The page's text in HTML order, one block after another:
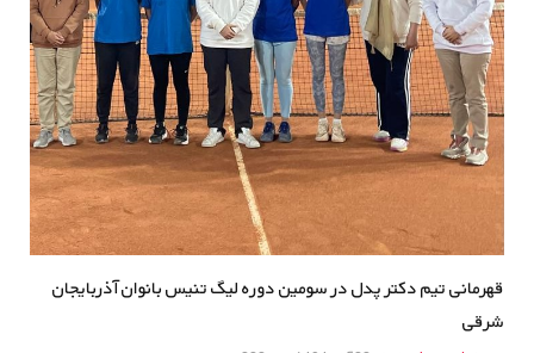
قهرمانی تیم دکتر پدل در سومین دوره لیگ تنیس بانوان آذربایجان
شرقی